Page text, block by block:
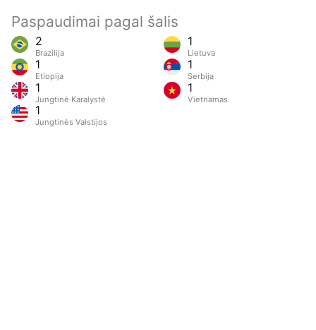
Paspaudimai pagal šalis
2
Brazilija
1
Etiopija
1
Jungtinė Karalystė
1
Jungtinės Valstijos
1
Lietuva
1
Serbija
1
Vietnamas